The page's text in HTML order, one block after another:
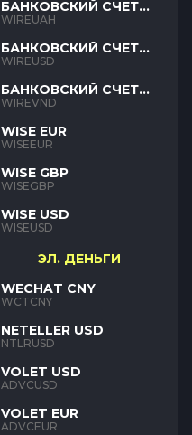
БАНКОВСКИЙ СЧЕТ
UAH
WIREUAH
БАНКОВСКИЙ СЧЕТ
USD
WIREUSD
БАНКОВСКИЙ СЧЕТ
VND
WIREVND
WISE EUR
WISEEUR
WISE GBP
WISEGBP
WISE USD
WISEUSD
ЭЛ. ДЕНЬГИ
WECHAT CNY
WCTCNY
NETELLER USD
NTLRUSD
VOLET USD
ADVCUSD
VOLET EUR
ADVCEUR